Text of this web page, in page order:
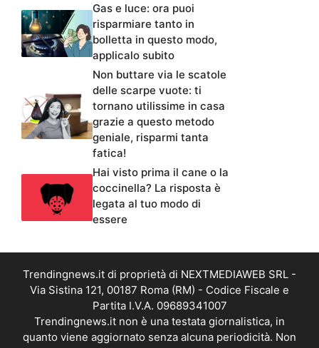
Gas e luce: ora puoi
risparmiare tanto in
bolletta in questo modo,
applicalo subito
Non buttare via le scatole
delle scarpe vuote: ti
tornano utilissime in casa
grazie a questo metodo
geniale, risparmi tanta
fatica!
Hai visto prima il cane o la
coccinella? La risposta è
legata al tuo modo di
essere
Trendingnews.it di proprietà di NEXTMEDIAWEB SRL -
Via Sistina 121, 00187 Roma (RM) - Codice Fiscale e
Partita I.V.A. 09689341007
Trendingnews.it non è una testata giornalistica, in
quanto viene aggiornato senza alcuna periodicità. Non